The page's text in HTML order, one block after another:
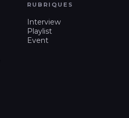
RUBRIQUES
Interview
Playlist
Event